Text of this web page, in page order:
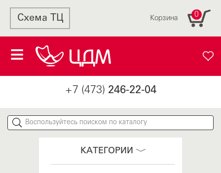
Схема ТЦ Корзина 0
+7 (473) 246-22-04
КАТЕГОРИИ